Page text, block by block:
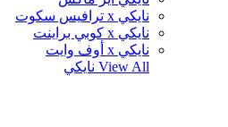
نايكي x ترافيس سكوت
نايكي x كوبي براينت
نايكي x أوف وايت
View All نايكي